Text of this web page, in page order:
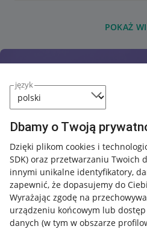
język
Dbamy o Twoją
Dzięki plikom cookies i
SDK) oraz przetwarzaniu Twoich
innymi unikalne identyfikatory,
zapewnić, że dopasujemy do
Wyrażając zgodę na
urządzeniu końcowym lub
danych (w tym w obszarze
POKAŻ